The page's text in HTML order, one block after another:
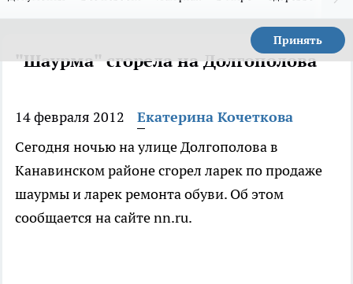
Принять
"Шаурма" сгорела на Долгополова
14 февраля 2012
Екатерина Кочеткова
Сегодня ночью на улице Долгополова в
Канавинском районе сгорел ларек по продаже
шаурмы и ларек ремонта обуви. Об этом
сообщается на сайте nn.ru.